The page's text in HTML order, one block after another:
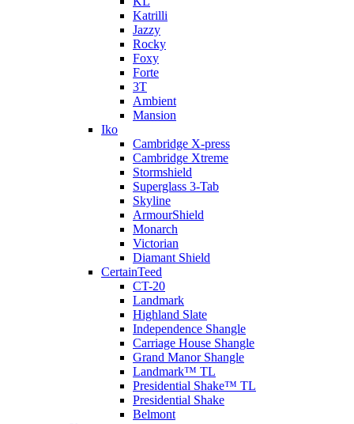
Katrilli
Jazzy
Rocky
Foxy
Forte
3T
Ambient
Mansion
Iko
Cambridge X-press
Cambridge Xtreme
Stormshield
Superglass 3-Tab
Skyline
ArmourShield
Monarch
Victorian
Diamant Shield
CertainTeed
CT-20
Landmark
Highland Slate
Independence Shangle
Carriage House Shangle
Grand Manor Shangle
Landmark™ TL
Presidential Shake™ TL
Presidential Shake
Belmont